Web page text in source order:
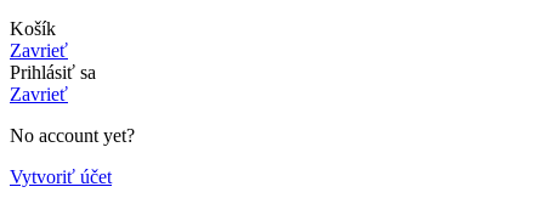
Košík
Zavrieť
Prihlásiť sa
Zavrieť
No account yet?
Vytvoriť účet